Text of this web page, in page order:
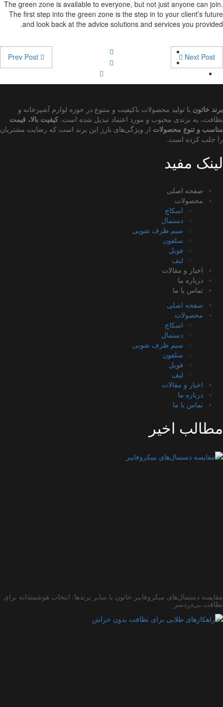
The green zone is available to everyone, but not just anyone can
The first step into the green zone is the step in to your client’s
and look back at the advice solutions and services you
Next Post
خاتونبا تولید محصولات باکیفیت و متنوع در حوزه لوازم آشپزخانه و
به برندی محبوب و مورد اعتماد تبدیل شده است.کیفیت بالا، قیمت
و تنوع محصولاتاز ویژگی‌های بارز این برند است که رضایت مشتریان
جلب کرده است.
مفید
صفحه اصلی
محصولات
اسکاچ
دستمال
سیم ظرف شویی
سلفون
فویل
لیف
اخبار و مقالات
درباره ما
تماس با ما
صفحه اصلی
محصولات
اسکاچ
دستمال
سیم ظرف شویی
سلفون
فویل
لیف
اخبار و مقالات
درباره ما
تماس با ما
اخیر
دستمال‌های میکروفایبر خاتون با سایر برندها: انتخاب هوشمندانه برای
بی‌دردسر